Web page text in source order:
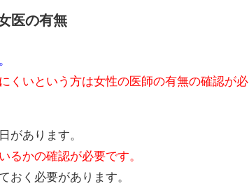
医の有無
くいという方は女性の医師の有無の確認が必
があります。
るかの確認が必要です。
おく必要があります。